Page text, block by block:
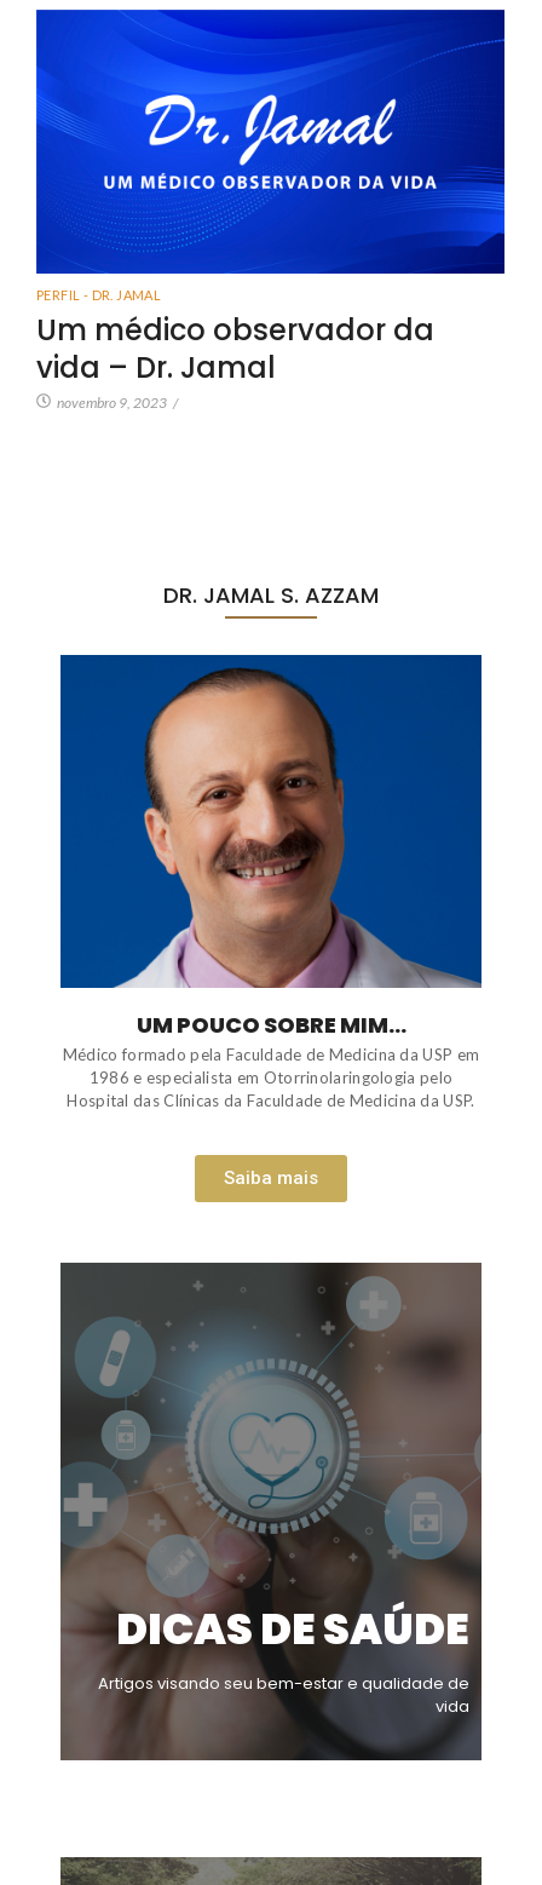
PERFIL - DR. JAMAL
Um médico observador da
vida – Dr. Jamal
novembro 9, 2023 /
DR. JAMAL S. AZZAM
UM POUCO SOBRE MIM...
Médico formado pela Faculdade de Medicina da USP em
1986 e especialista em Otorrinolaringologia pelo
Hospital das Clínicas da Faculdade de Medicina da USP.
Saiba mais
DICAS DE SAÚDE
Artigos visando seu bem-estar e qualidade de
vida